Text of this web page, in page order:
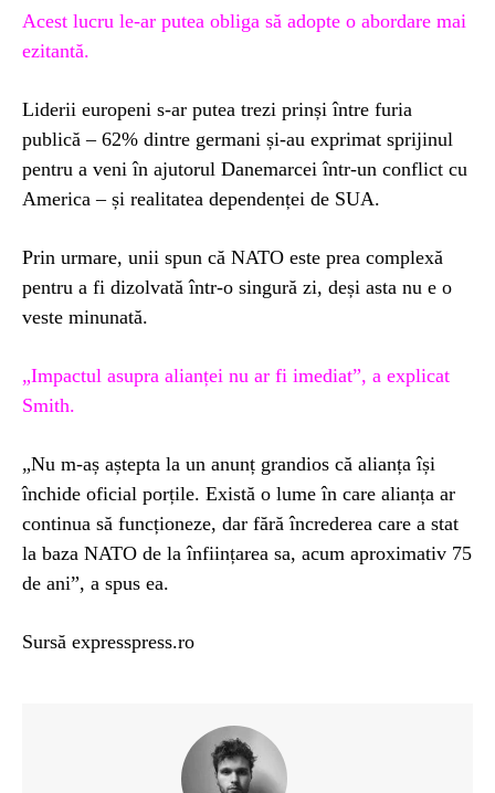
Acest lucru le-ar putea obliga să adopte o abordare mai
ezitantă.
Liderii europeni s-ar putea trezi prinși între furia
publică – 62% dintre germani și-au exprimat sprijinul
pentru a veni în ajutorul Danemarcei într-un conflict cu
America – și realitatea dependenței de SUA.
Prin urmare, unii spun că NATO este prea complexă
pentru a fi dizolvată într-o singură zi, deși asta nu e o
veste minunată.
„Impactul asupra alianței nu ar fi imediat”, a explicat
Smith.
„Nu m-aș aștepta la un anunț grandios că alianța își
închide oficial porțile. Există o lume în care alianța ar
continua să funcționeze, dar fără încrederea care a stat
la baza NATO de la înființarea sa, acum aproximativ 75
de ani”, a spus ea.
Sursă expresspress.ro